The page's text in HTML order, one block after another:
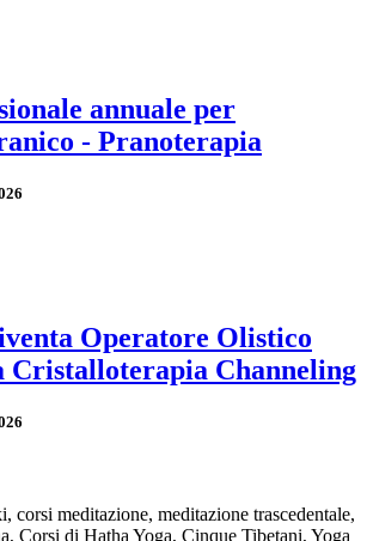
annuale per
- Pranoterapia
Operatore Olistico
Cristalloterapia Channeling
corsi meditazione, meditazione trascedentale,
Corsi di Hatha Yoga, Cinque Tibetani, Yoga